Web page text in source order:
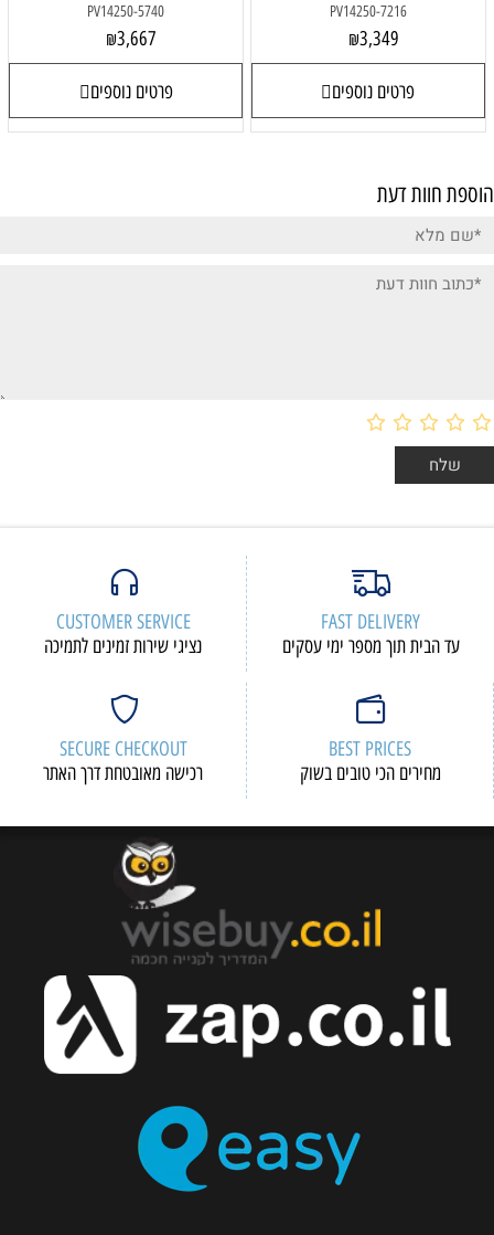
PV14250-7216
₪3,349
פרטים נוספים
PV14250-5740
₪3,667
פרטים נוספים
הוספת חוות דעת
FAST DELIVERY
עד הבית תוך מספר ימי עסקים
CUSTOMER SERVICE
נציגי שירות זמינים לתמיכה
BEST PRICES
מחירים הכי טובים בשוק
SECURE CHECKOUT
רכישה מאובטחת דרך האתר